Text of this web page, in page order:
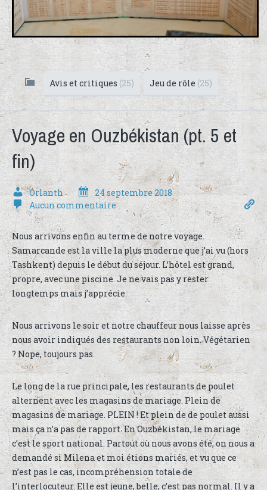
Avis et critiques (25) Jeu de rôle (25)
Voyage en Ouzbékistan (pt. 5 et
fin)
Orlanth
24 septembre 2018
Aucun commentaire
Nous arrivons enfin au terme de notre voyage.
Samarcande est la ville la plus moderne que j’ai vu (hors
Tashkent) depuis le début du séjour. L’hôtel est grand,
propre, avec une piscine. Je ne vais pas y rester
longtemps mais j’apprécie.
Nous arrivons le soir et notre chauffeur nous laisse après
nous avoir indiqués des restaurants non loin. Végétarien
? Nope, toujours pas.
Le long de la rue principale, les restaurants de poulet
alternent avec les magasins de mariage. Plein de
magasins de mariage. PLEIN ! Et plein de de poulet aussi
mais ça n’a pas de rapport. En Ouzbékistan, le mariage
c’est le sport national. Partout où nous avons été, on nous a
demandé si Milena et moi étions mariés, et vu que ce
n’est pas le cas, incompréhension totale de
l’interlocuteur. Elle est jeune, belle, c’est pas normal. Il y a